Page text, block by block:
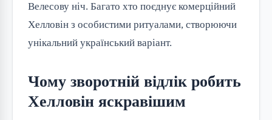
Велесову ніч. Багато хто поєднує комерційний
Хелловін з особистими ритуалами, створюючи
унікальний український варіант.
Чому зворотній відлік робить
Хелловін яскравішим